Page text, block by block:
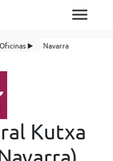
Oficinas ▶️
Navarra
Kutxa